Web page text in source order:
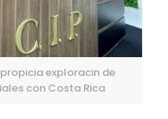
exploracin de
con Costa Rica